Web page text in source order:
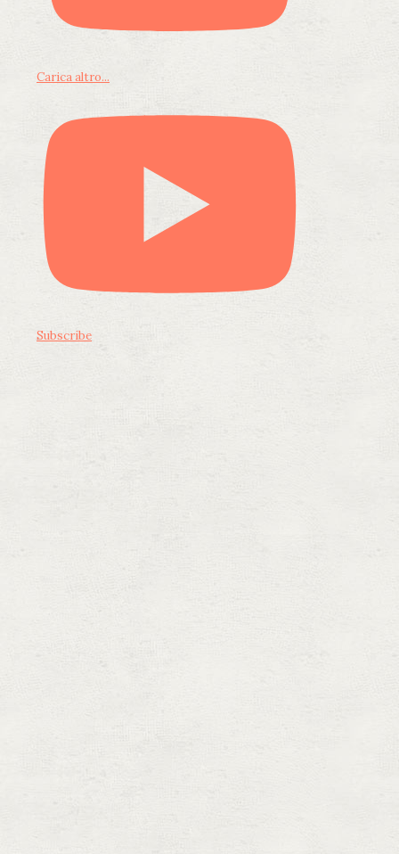
Carica altro...
Subscribe